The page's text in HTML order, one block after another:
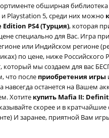
обширная библиотека
и Playstation 5, среди них можно
PS4 (Турция), которая
специально для Вас. Игра
или Индийском регионе
по цене, ниже Российского
который мы создаем для вас
что после приобретения игры
навсегда останется на Вашем
Хотите купить Mafia II:
скорее и в кратчайшие
И заранее, приятной Вам